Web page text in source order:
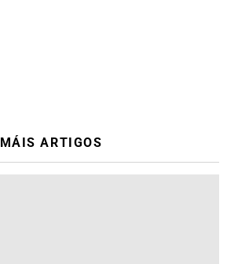
MÁIS ARTIGOS